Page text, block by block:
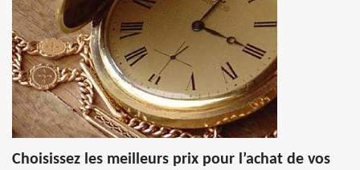
Choisissez les meilleurs prix pour l’achat de vos